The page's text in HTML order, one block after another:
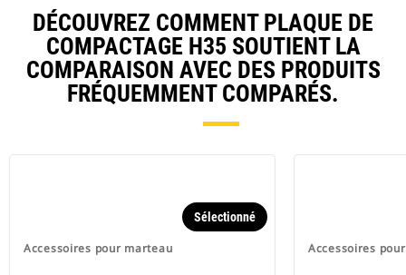
DÉCOUVREZ COMMENT PLAQUE DE
COMPACTAGE H35 SOUTIENT LA
COMPARAISON AVEC DES PRODUITS
FRÉQUEMMENT COMPARÉS.
Accessoires pour marteau
Sélectionné
Accessoires